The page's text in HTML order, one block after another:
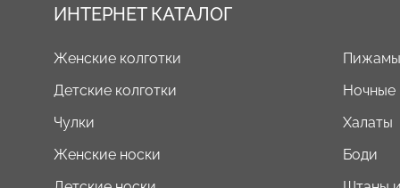
ИНТЕРНЕТ КАТАЛОГ
Женские колготки
Детские колготки
Чулки
Женские носки
Пижамы
Ночные
Халаты
Боди